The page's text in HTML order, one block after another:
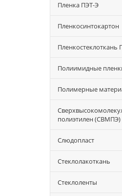
Пленка ПЭТ-Э
Пленкосинтокартон
Пленкостеклоткань
Полиимидные
Полимерные
полиэтилен (СВМПЭ)
Слюдопласт
Стеклолакоткань
Стеклоленты